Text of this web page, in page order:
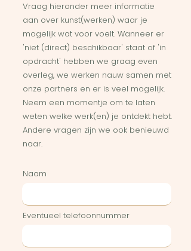
Vraag hieronder meer informatie
aan over kunst(werken) waar je
mogelijk wat voor voelt. Wanneer er
'niet (direct) beschikbaar' staat of 'in
opdracht' hebben we graag even
overleg, we werken nauw samen met
onze partners en er is veel mogelijk.
Neem een momentje om te laten
weten welke werk(en) je ontdekt hebt.
Andere vragen zijn we ook benieuwd
naar.
Naam
Eventueel telefoonnummer